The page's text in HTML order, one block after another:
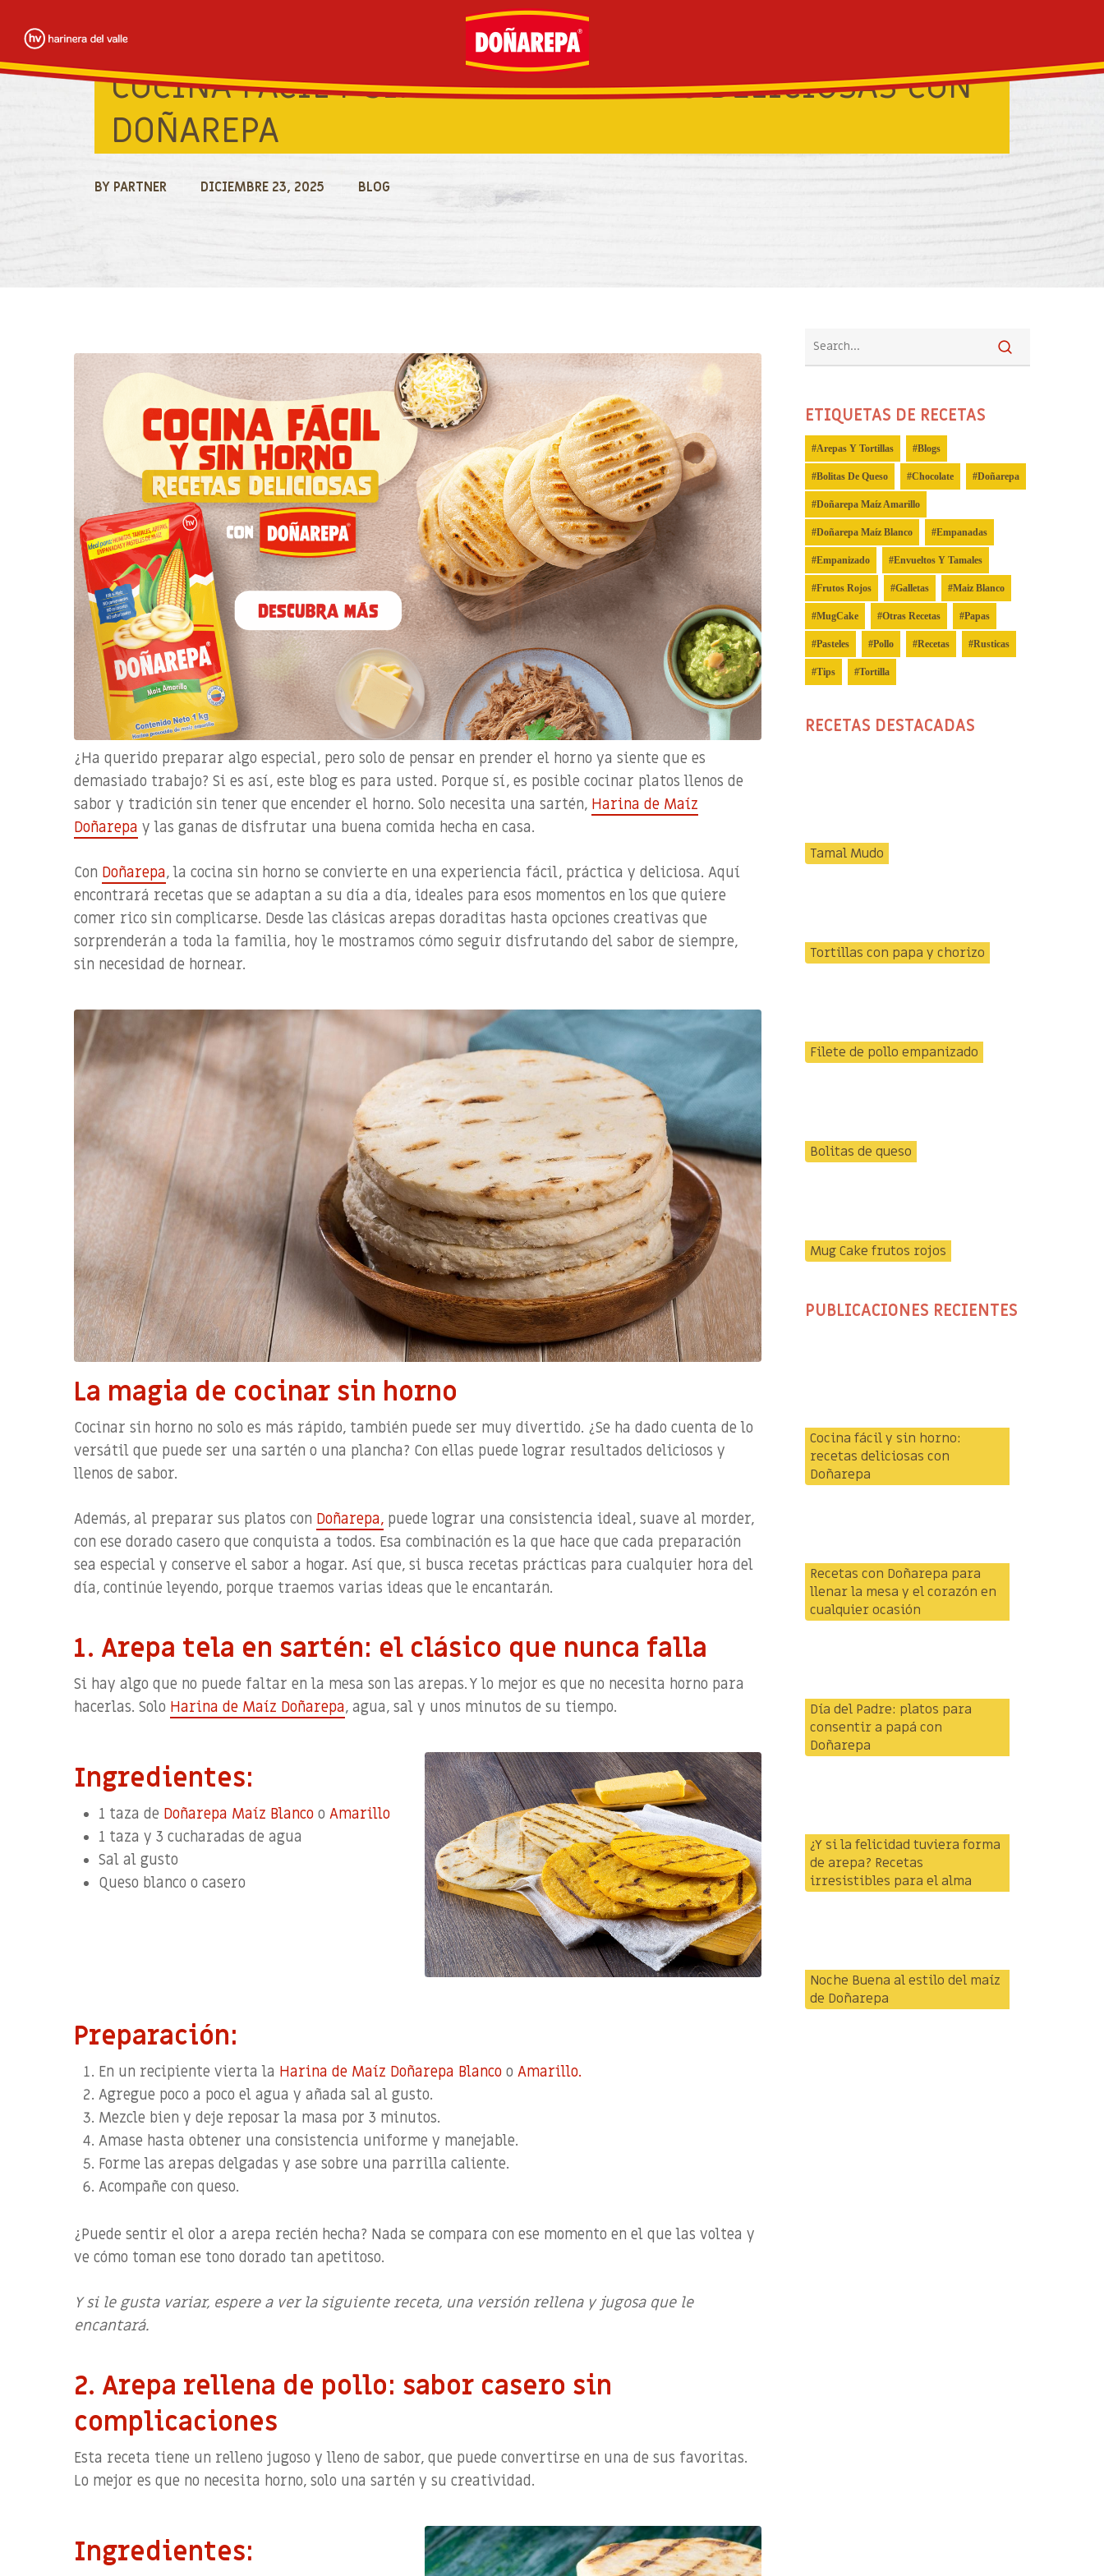
content
ECUADOR
PANAMÁ
COCINA FÁCIL Y SIN HORNO: RECETAS DELICIOSAS CON
DOÑAREPA
BY PARTNER DICIEMBRE 23, 2025 BLOG
¿Ha querido preparar algo especial, pero solo de pensar en prender el horno ya siente que es
demasiado trabajo? Si es así, este blog es para usted. Porque sí, es posible cocinar platos llenos de
sabor y tradición sin tener que encender el horno. Solo necesita una sartén, Harina de Maíz
Doñarepa y las ganas de disfrutar una buena comida hecha en casa.
Con Doñarepa, la cocina sin horno se convierte en una experiencia fácil, práctica y deliciosa. Aquí
encontrará recetas que se adaptan a su día a día, ideales para esos momentos en los que quiere
comer rico sin complicarse. Desde las clásicas arepas doraditas hasta opciones creativas que
sorprenderán a toda la familia, hoy le mostramos cómo seguir disfrutando del sabor de siempre,
sin necesidad de hornear.
La magia de cocinar sin horno
Cocinar sin horno no solo es más rápido, también puede ser muy divertido. ¿Se ha dado cuenta de lo
versátil que puede ser una sartén o una plancha? Con ellas puede lograr resultados deliciosos y
llenos de sabor.
Además, al preparar sus platos con Doñarepa, puede lograr una consistencia ideal, suave al morder,
con ese dorado casero que conquista a todos. Esa combinación es la que hace que cada preparación
sea especial y conserve el sabor a hogar. Así que, si busca recetas prácticas para cualquier hora del
día, continúe leyendo, porque traemos varias ideas que le encantarán.
1. Arepa tela en sartén: el clásico que nunca falla
Si hay algo que no puede faltar en la mesa son las arepas. Y lo mejor es que no necesita horno para
hacerlas. Solo Harina de Maíz Doñarepa, agua, sal y unos minutos de su tiempo.
Ingredientes:
1 taza de Doñarepa Maíz Blanco oAmarillo
1 taza y 3 cucharadas de agua
Sal al gusto
Queso blanco o casero
Preparación:
En un recipiente vierta la Harina de Maíz Doñarepa Blanco o Amarillo.
Agregue poco a poco el agua y añada sal al gusto.
Mezcle bien y deje reposar la masa por 3 minutos.
Amase hasta obtener una consistencia uniforme y manejable.
Forme las arepas delgadas y ase sobre una parrilla caliente.
Acompañe con queso.
¿Puede sentir el olor a arepa recién hecha? Nada se compara con ese momento en el que las voltea y
ve cómo toman ese tono dorado tan apetitoso.
Y si le gusta variar, espere a ver la siguiente receta, una versión rellena y jugosa que le
encantará.
2. Arepa rellena de pollo: sabor casero sin
complicaciones
Esta receta tiene un relleno jugoso y lleno de sabor, que puede convertirse en una de sus favoritas.
Lo mejor es que no necesita horno, solo una sartén y su creatividad.
Ingredientes:
ETIQUETAS DE RECETAS
Arepas Y Tortillas Blogs
Bolitas De Queso Chocolate Doñarepa
Doñarepa Maíz Amarillo
Doñarepa Maíz Blanco Empanadas
Empanizado Envueltos Y Tamales
Frutos Rojos Galletas Maiz Blanco
MugCake Otras Recetas Papas
Pasteles Pollo Recetas Rusticas
Tips Tortilla
RECETAS DESTACADAS
Tamal Mudo
Tortillas con papa y chorizo
Filete de pollo empanizado
Bolitas de queso
Mug Cake frutos rojos
PUBLICACIONES RECIENTES
Cocina fácil y sin horno:
recetas deliciosas con
Doñarepa
Recetas con Doñarepa para
llenar la mesa y el corazón en
cualquier ocasión
Día del Padre: platos para
consentir a papá con
Doñarepa
¿Y si la felicidad tuviera forma
de arepa? Recetas
irresistibles para el alma
Noche Buena al estilo del maíz
de Doñarepa